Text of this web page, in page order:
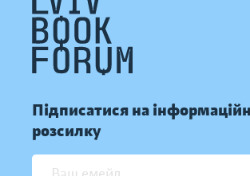
Підписатися на
розсилку